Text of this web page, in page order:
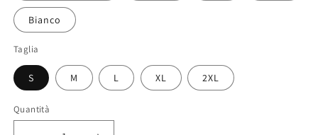
Bianco
Taglia
S M L XL 2XL
Quantità
Quantità